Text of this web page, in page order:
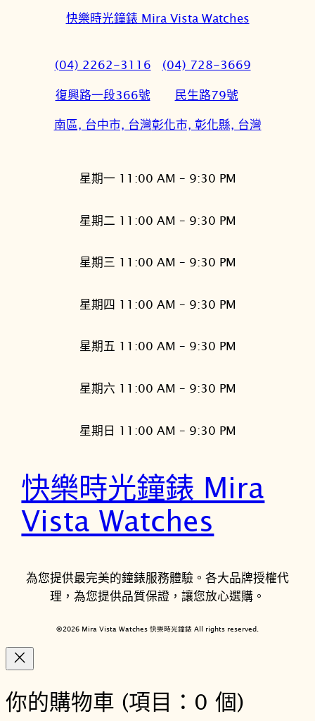
快樂時光鐘錶 Mira Vista Watches
(04) 2262-3116
復興路一段366號
南區, 台中市, 台灣
(04) 728-3669
民生路79號
彰化市, 彰化縣, 台灣
星期一 11:00 AM – 9:30 PM
星期二 11:00 AM – 9:30 PM
星期三 11:00 AM – 9:30 PM
星期四 11:00 AM – 9:30 PM
星期五 11:00 AM – 9:30 PM
星期六 11:00 AM – 9:30 PM
星期日 11:00 AM – 9:30 PM
快樂時光鐘錶 Mira
Vista Watches
為您提供最完美的鐘錶服務體驗。各大品牌授權代
理，為您提供品質保證，讓您放心選購。
©2026 Mira Vista Watches 快樂時光鐘錶 All rights reserved.
你的購物車 (項目：0 個)